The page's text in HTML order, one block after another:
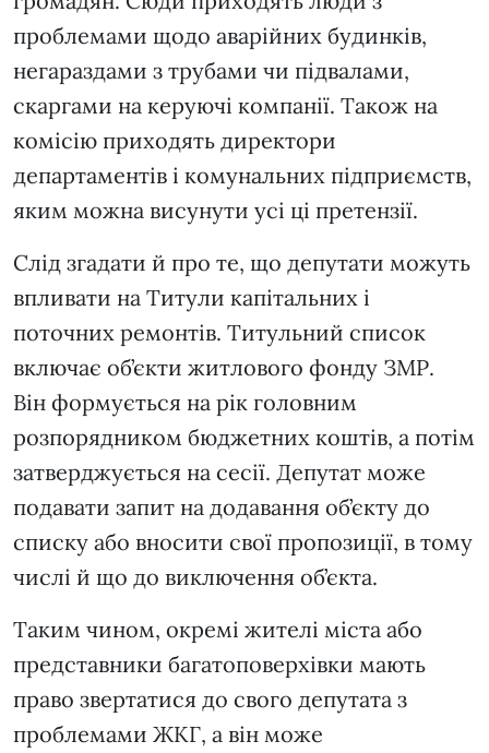
проблемами щодо аварійних будинків,
негараздами з трубами чи підвалами,
скаргами на керуючі компанії. Також на
комісію приходять директори
департаментів і комунальних підприємств,
яким можна висунути усі ці претензії.
Слід згадати й про те, що депутати можуть
впливати на Титули капітальних і
поточних ремонтів. Титульний список
включає об’єкти житлового фонду ЗМР.
Він формується на рік головним
розпорядником бюджетних коштів, а потім
затверджується на сесії. Депутат може
подавати запит на додавання об’єкту до
списку або вносити свої пропозиції, в тому
числі й що до виключення об’єкта.
Таким чином, окремі жителі міста або
представники багатоповерхівки мають
право звертатися до свого депутата з
проблемами ЖКГ, а він може